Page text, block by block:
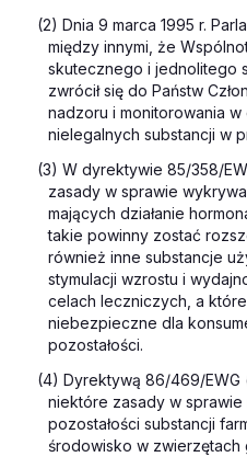
(2) Dnia 9 marca 1995 r.
między innymi, że
skutecznego i jednolitego
zwrócił się do Państw
nadzoru i monitorowania
nielegalnych substancji w
(3) W dyrektywie 85/358/
zasady w sprawie
mających działanie
takie powinny zostać
również inne substancje
stymulacji wzrostu i
celach leczniczych, a
niebezpieczne dla
pozostałości.
(4) Dyrektywą 86/469/EWG
niektóre zasady w
pozostałości substancji
środowisko w